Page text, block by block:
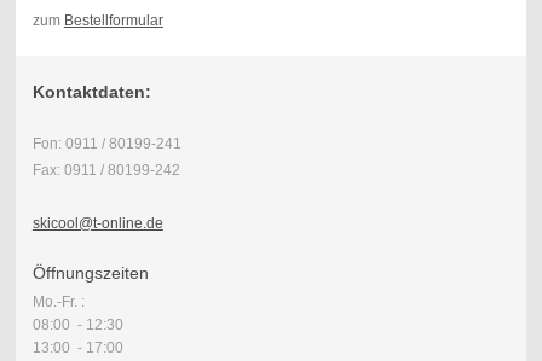
zum Bestellformular
Kontaktdaten:
Fon: 0911 / 80199-241
Fax: 0911 / 80199-242
skicool@t-online.de
Öffnungszeiten
Mo.-Fr. :
08:00 - 12:30
13:00 - 17:00